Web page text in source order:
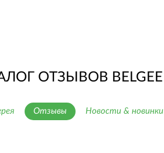
ОТЗЫВОВ BELGEE
Отзывы Новости & новинки